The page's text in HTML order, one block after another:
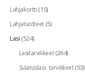
Lahjakortti(15)
Lahjatuotteet(5)
Lasi(524)
Lasitarvikkeet(264)
Sulatuslasi- tarvikkeet(53)